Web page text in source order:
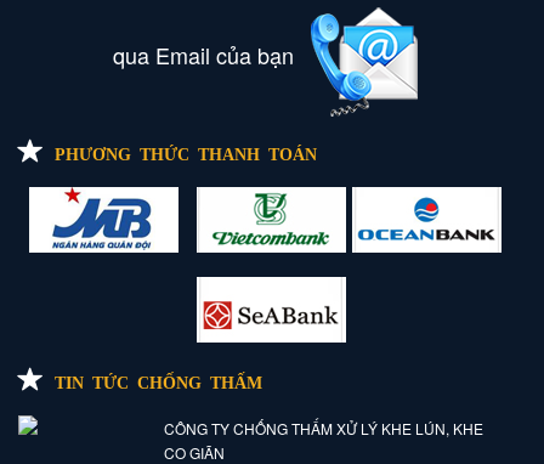
qua Email của bạn
PHƯƠNG THỨC THANH TOÁN
TIN TỨC CHỐNG THẤM
CÔNG TY CHỐNG THẤM XỬ LÝ KHE LÚN, KHE
CO GIÃN